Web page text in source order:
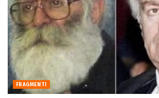
FRAGMENTI